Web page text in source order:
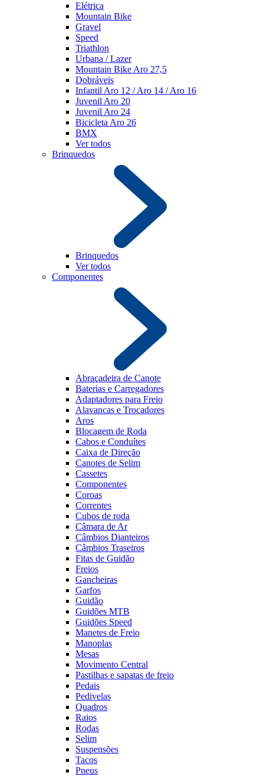
Elétrica
Mountain Bike
Gravel
Speed
Triathlon
Urbana / Lazer
Mountain Bike Aro 27,5
Dobráveis
Infantil Aro 12 / Aro 14 / Aro 16
Juvenil Aro 20
Juvenil Aro 24
Bicicleta Aro 26
BMX
Ver todos
Brinquedos
Brinquedos
Ver todos
Componentes
Abraçadeira de Canote
Baterias e Carregadores
Adaptadores para Freio
Alavancas e Trocadores
Aros
Blocagem de Roda
Cabos e Conduítes
Caixa de Direção
Canotes de Selim
Cassetes
Componentes
Coroas
Correntes
Cubos de roda
Câmara de Ar
Câmbios Dianteiros
Câmbios Traseiros
Fitas de Guidão
Freios
Gancheiras
Garfos
Guidão
Guidões MTB
Guidões Speed
Manetes de Freio
Manoplas
Mesas
Movimento Central
Pastilhas e sapatas de freio
Pedais
Pedivelas
Quadros
Raios
Rodas
Selim
Suspensões
Tacos
Pneus